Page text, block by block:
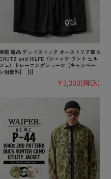
実物 新品 デッドストック オーストリア軍 S
CHUTZ und HILFE（シュッツ ウント ヒル
フェ）トレーニングショーツ【キャンペー
ン対象外】【I】
¥3,300(税込)